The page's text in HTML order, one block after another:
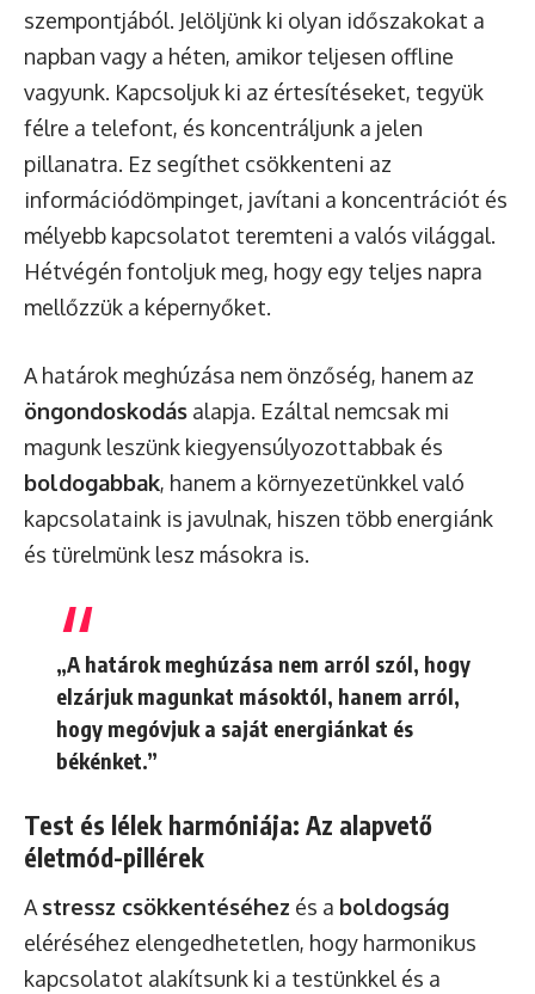
szempontjából. Jelöljünk ki olyan időszakokat a
napban vagy a héten, amikor teljesen offline
vagyunk. Kapcsoljuk ki az értesítéseket, tegyük
félre a telefont, és koncentráljunk a jelen
pillanatra. Ez segíthet csökkenteni az
információdömpinget, javítani a koncentrációt és
mélyebb kapcsolatot teremteni a valós világgal.
Hétvégén fontoljuk meg, hogy egy teljes napra
mellőzzük a képernyőket.
A határok meghúzása nem önzőség, hanem az
öngondoskodás alapja. Ezáltal nemcsak mi
magunk leszünk kiegyensúlyozottabbak és
boldogabbak, hanem a környezetünkkel való
kapcsolataink is javulnak, hiszen több energiánk
és türelmünk lesz másokra is.
„A határok meghúzása nem arról szól, hogy
elzárjuk magunkat másoktól, hanem arról,
hogy megóvjuk a saját energiánkat és
békénket.”
Test és lélek harmóniája: Az alapvető
életmód-pillérek
A stressz csökkentéséhez és a boldogság
eléréséhez elengedhetetlen, hogy harmonikus
kapcsolatot alakítsunk ki a testünkkel és a